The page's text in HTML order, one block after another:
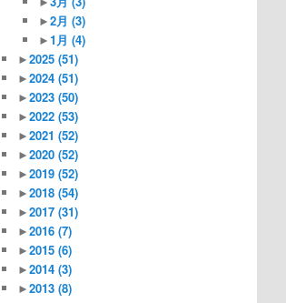
►2月 (3)
►1月 (4)
►2025 (51)
►2024 (51)
►2023 (50)
►2022 (53)
►2021 (52)
►2020 (52)
►2019 (52)
►2018 (54)
►2017 (31)
►2016 (7)
►2015 (6)
►2014 (3)
►2013 (8)